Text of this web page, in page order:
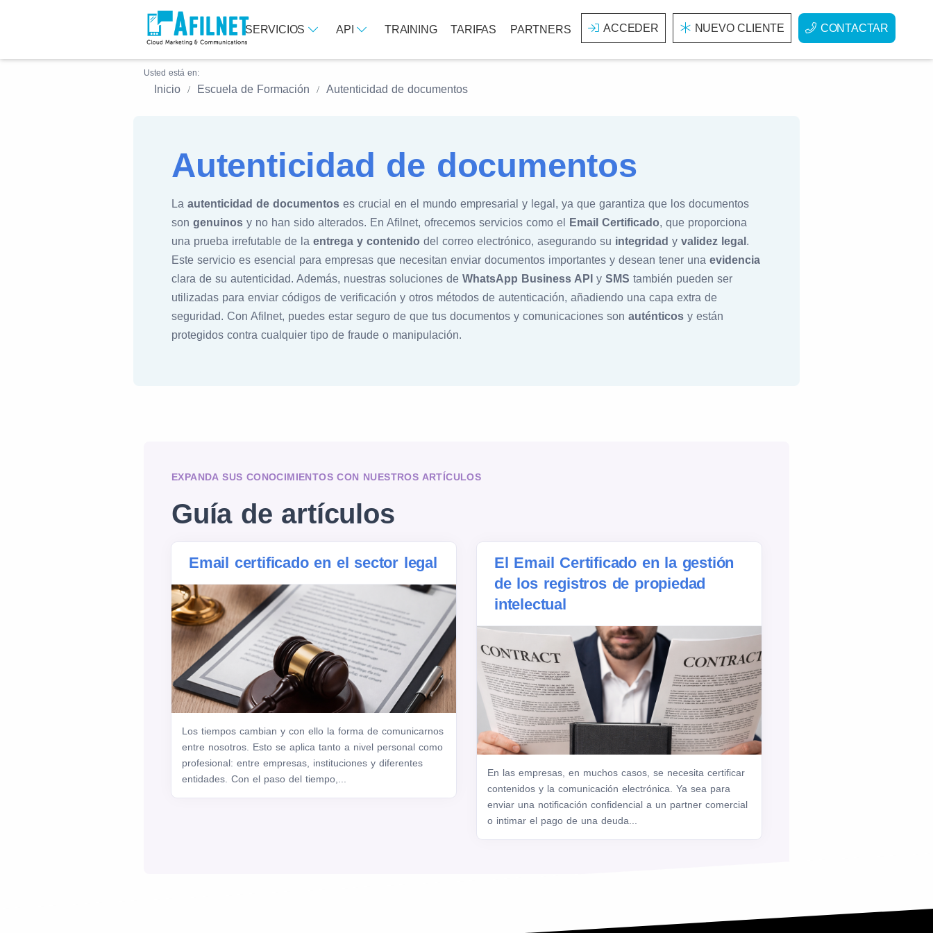
SERVICIOS API TRAINING TARIFAS PARTNERS ACCEDER NUEVO CLIENTE CONTACTAR
Usted está en:
Inicio Escuela de Formación Autenticidad de documentos
Autenticidad de documentos
La autenticidad de documentos es crucial en el mundo empresarial y legal, ya que garantiza que los documentos
son genuinos y no han sido alterados. En Afilnet, ofrecemos servicios como el Email Certificado, que proporciona
una prueba irrefutable de la entrega y contenido del correo electrónico, asegurando su integridad y validez legal .
Este servicio es esencial para empresas que necesitan enviar documentos importantes y desean tener una evidencia
clara de su autenticidad. Además, nuestras soluciones de WhatsApp Business API y SMS también pueden ser
utilizadas para enviar códigos de verificación y otros métodos de autenticación, añadiendo una capa extra de
seguridad. Con Afilnet, puedes estar seguro de que tus documentos y comunicaciones son auténticos y están
protegidos contra cualquier tipo de fraude o manipulación.
EXPANDA SUS CONOCIMIENTOS CON NUESTROS ARTÍCULOS
Guía de artículos
Email certificado en el sector legal
Los tiempos cambian y con ello la forma de comunicarnos
entre nosotros. Esto se aplica tanto a nivel personal como
profesional: entre empresas, instituciones y diferentes
entidades. Con el paso del tiempo,...
El Email Certificado en la gestión
de los registros de propiedad
intelectual
En las empresas, en muchos casos, se necesita certificar
contenidos y la comunicación electrónica. Ya sea para
enviar una notificación confidencial a un partner comercial
o intimar el pago de una deuda...